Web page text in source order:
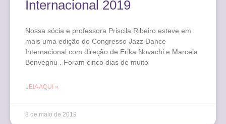
Internacional 2019
Nossa sócia e professora Priscila Ribeiro esteve em
mais uma edição do Congresso Jazz Dance
Internacional com direção de Erika Novachi e Marcela
Benvegnu . Foram cinco dias de muito
LEIA AQUI »
8 de maio de 2019